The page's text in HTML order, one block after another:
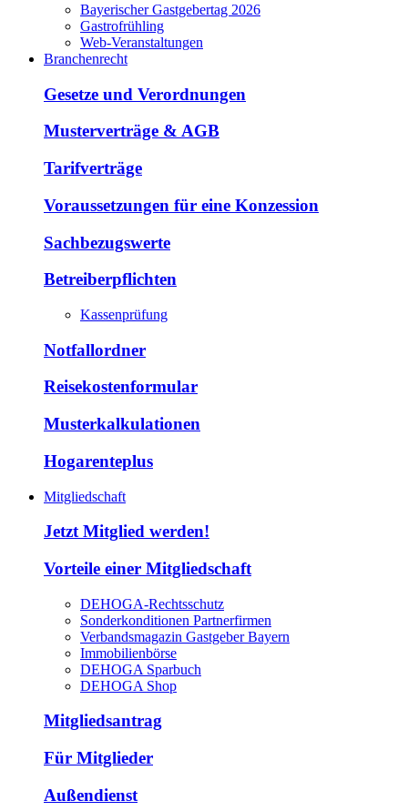
Bayerischer Gastgebertag 2026
Gastrofrühling
Web-Veranstaltungen
Branchenrecht
Gesetze und Verordnungen
Musterverträge & AGB
Tarifverträge
Voraussetzungen für eine Konzession
Sachbezugswerte
Betreiberpflichten
Kassenprüfung
Notfallordner
Reisekostenformular
Musterkalkulationen
Hogarenteplus
Mitgliedschaft
Jetzt Mitglied werden!
Vorteile einer Mitgliedschaft
DEHOGA-Rechtsschutz
Sonderkonditionen Partnerfirmen
Verbandsmagazin Gastgeber Bayern
Immobilienbörse
DEHOGA Sparbuch
DEHOGA Shop
Mitgliedsantrag
Für Mitglieder
Außendienst